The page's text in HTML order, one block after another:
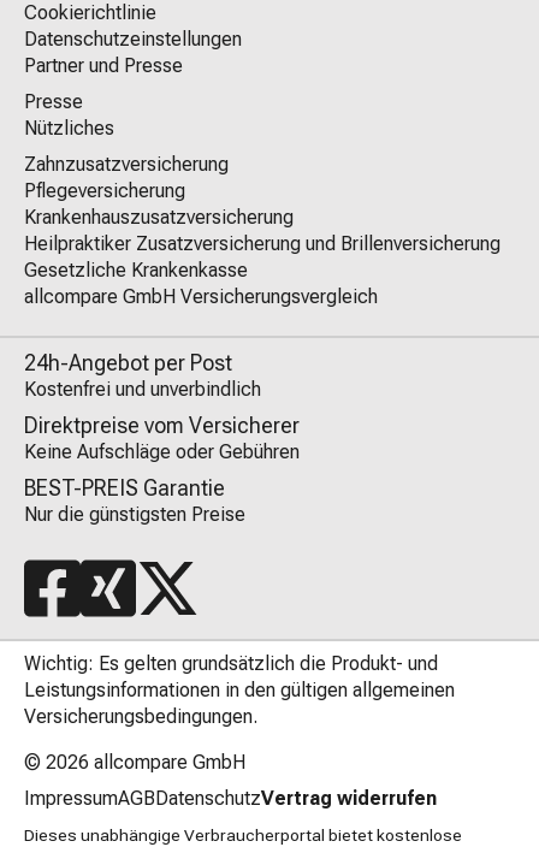
Cookierichtlinie
Datenschutzeinstellungen
Partner und Presse
Presse
Nützliches
Zahnzusatzversicherung
Pflegeversicherung
Krankenhauszusatzversicherung
Heilpraktiker Zusatzversicherung und Brillenversicherung
Gesetzliche Krankenkasse
allcompare GmbH Versicherungsvergleich
24h-Angebot per Post
Kostenfrei und unverbindlich
Direktpreise vom Versicherer
Keine Aufschläge oder Gebühren
BEST-PREIS Garantie
Nur die günstigsten Preise
Wichtig: Es gelten grundsätzlich die Produkt- und
Leistungsinformationen in den gültigen allgemeinen
Versicherungsbedingungen.
© 2026 allcompare GmbH
ImpressumAGBDatenschutzVertrag widerrufen
Dieses unabhängige Verbraucherportal bietet kostenlose